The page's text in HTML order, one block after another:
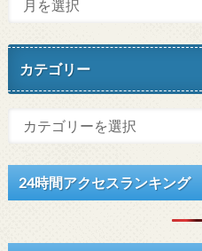
カテゴリー
24時間アクセスランキング